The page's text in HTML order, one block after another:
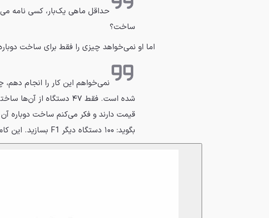
حداقل ماهی یک‌بار، کسی نامه
ساخت؟
اما او نمی‌خواهد چیزی را فقط برای ساخت
نمی‌خواهم این کار را انجام
قیمت دارند و فکر می‌کنم ساخت دوباره
بگوید: ۱۰۰ دستگاه دیگر F1 بسازید. این کاملاً کار اشتباهی است.